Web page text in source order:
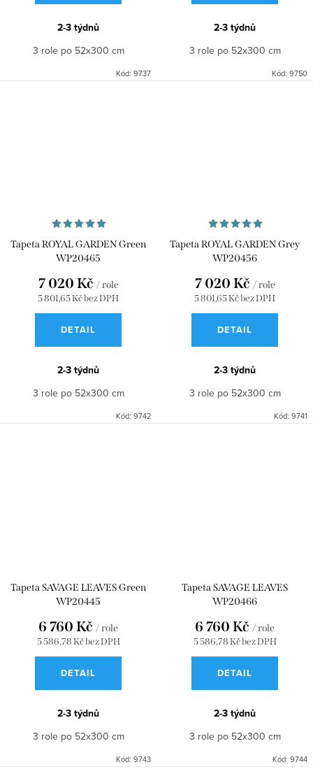
2-3 týdnů
3 role po 52x300 cm
Kód: 9737
2-3 týdnů
3 role po 52x300 cm
Kód: 9750
Tapeta ROYAL GARDEN Green
WP20465
5 801,65 Kč bez DPH
7 020 Kč / role
DETAIL
2-3 týdnů
3 role po 52x300 cm
Kód: 9742
Tapeta ROYAL GARDEN Grey
WP20456
5 801,65 Kč bez DPH
7 020 Kč / role
DETAIL
2-3 týdnů
3 role po 52x300 cm
Kód: 9741
Tapeta SAVAGE LEAVES Green
WP20445
5 586,78 Kč bez DPH
6 760 Kč / role
DETAIL
2-3 týdnů
3 role po 52x300 cm
Kód: 9743
Tapeta SAVAGE LEAVES
WP20466
5 586,78 Kč bez DPH
6 760 Kč / role
DETAIL
2-3 týdnů
3 role po 52x300 cm
Kód: 9744